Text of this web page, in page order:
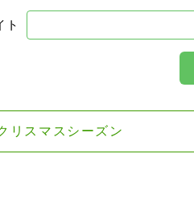
ト
リスマスシーズン